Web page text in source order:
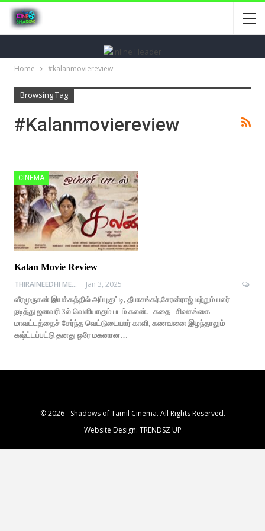
Home #kalanmoviereview
Browsing Tag
#kalanmoviereview
CINEMA
Kalan Movie Review
THIRAINEEDHI MEDIA
Jan 3, 2025
வீரமுருகன் இயக்கத்தில் அப்புகுட்டி, தீபாசங்கர்,சேரன்ராஜ் மற்றும் பலர்
நடித்து ஜனவரி 3ல் வெளியாகும் படம் கலன். கதை சிவகங்கை
மாவட்டத்தைச் சேர்ந்த வெட்டுடையார் காளி, கணவனை இழந்தாலும்
கஷ்ட்டப்பட்டு தனது ஒரே மகனான…
© 2026 - Shadows of Tamil Cinema. All Rights Reserved.
Website Design: TRENDSZ UP